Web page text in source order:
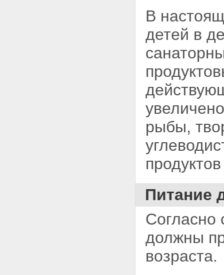
В
детей в
рыбы,
Питание
Согласно
должны
возраста.